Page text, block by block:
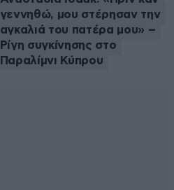
γεννηθώ, μου στέρησαν την
αγκαλιά του πατέρα μου» –
Ρίγη συγκίνησης στο
Παραλίμνι Κύπρου